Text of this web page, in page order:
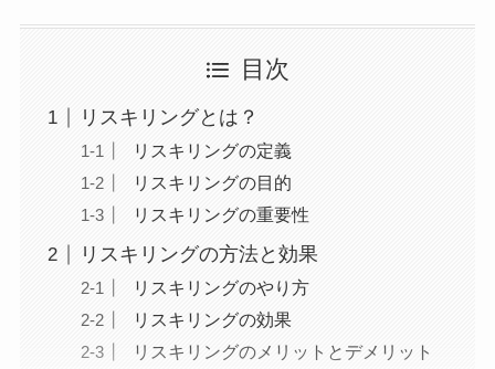
目次
リスキリングとは？
リスキリングの定義
リスキリングの目的
リスキリングの重要性
リスキリングの方法と効果
リスキリングのやり方
リスキリングの効果
リスキリングのメリットとデメリット